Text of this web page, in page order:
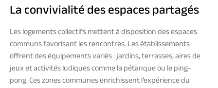
La convivialité des espaces partagés
Les logements collectifs mettent à disposition des espaces
communs favorisant les rencontres. Les établissements
offrent des équipements variés : jardins, terrasses, aires de
jeux et activités ludiques comme la pétanque ou le ping-
pong. Ces zones communes enrichissent l’expérience du